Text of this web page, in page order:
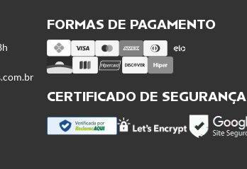
FORMAS DE PAGAMENTO
CERTIFICADO DE SEGURANÇA